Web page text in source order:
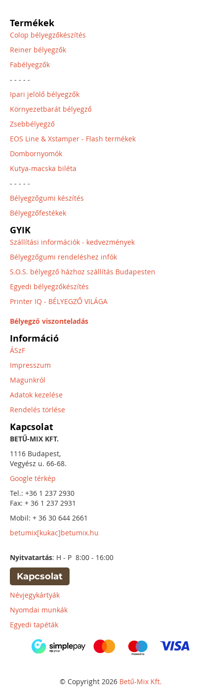
Termékek
Colop bélyegzőkészítés
Reiner bélyegzők
Fabélyegzők
- - - - -
Ipari jelölő bélyegzők
Környezetbarát bélyegző
Zsebbélyegző
EOS Line & Xstamper - Flash termékek
Dombornyomók
Kutya-macska biléta
- - - - -
Bélyegzőgumi készítés
Bélyegzőfestékek
GYIK
Szállítási információk - kedvezmények
Bélyegzőgumi rendeléshez infók
S.O.S. bélyegző házhoz szállítás Budapesten
Egyedi bélyegzőkészítés
Printer IQ - BÉLYEGZŐ VILÁGA
Bélyegző viszonteladás
Információ
ÁSzF
Impresszum
Magunkról
Adatok kezelése
Rendelés törlése
Kapcsolat
BETŰ-MIX KFT.
1116 Budapest,
Vegyész u. 66-68.
Google térkép
Tel.: +36 1 237 2930
Fax: + 36 1 237 2931
Mobil: + 36 30 644 2661
betumix[kukac]betumix.hu
Nyitvatartás: H - P 8:00 - 16:00
Kapcsolat
Névjegykártyák
Nyomdai munkák
Egyedi tapéták
© Copyright 2026 Betű-Mix Kft.